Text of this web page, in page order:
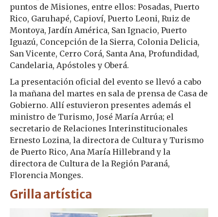
puntos de Misiones, entre ellos: Posadas, Puerto
Rico, Garuhapé, Capioví, Puerto Leoni, Ruiz de
Montoya, Jardín América, San Ignacio, Puerto
Iguazú, Concepción de la Sierra, Colonia Delicia,
San Vicente, Cerro Corá, Santa Ana, Profundidad,
Candelaria, Apóstoles y Oberá.
La presentación oficial del evento se llevó a cabo
la mañana del martes en sala de prensa de Casa de
Gobierno. Allí estuvieron presentes además el
ministro de Turismo, José María Arrúa; el
secretario de Relaciones Interinstitucionales
Ernesto Lozina, la directora de Cultura y Turismo
de Puerto Rico, Ana María Hillebrand y la
directora de Cultura de la Región Paraná,
Florencia Monges.
Grilla artística